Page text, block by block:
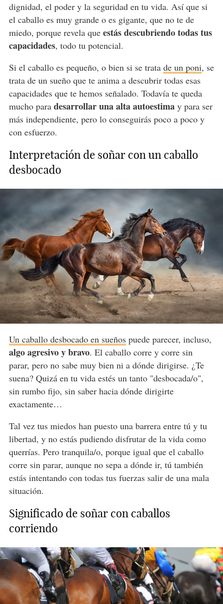
dignidad, el poder y la seguridad en tu vida. Así que si
el caballo es muy grande o es gigante, que no te de
miedo, porque revela que estás descubriendo todas tus
capacidades, todo tu potencial.
Si el caballo es pequeño, o bien si se trata de un poni, se
trata de un sueño que te anima a descubrir todas esas
capacidades que te hemos señalado. Todavía te queda
mucho para desarrollar una alta autoestimay para ser
más independiente, pero lo conseguirás poco a poco y
con esfuerzo.
Interpretación de soñar con un caballo
desbocado
Un caballo desbocado en sueñospuede parecer, incluso,
algo agresivo y bravo. El caballo corre y corre sin
parar, pero no sabe muy bien ni a dónde dirigirse. ¿Te
suena? Quizá en tu vida estés un tanto "desbocada/o",
sin rumbo fijo, sin saber hacia dónde dirigirte
exactamente…
Tal vez tus miedos han puesto una barrera entre tú y tu
libertad, y no estás pudiendo disfrutar de la vida como
querrías. Pero tranquila/o, porque igual que el caballo
corre sin parar, aunque no sepa a dónde ir, tú también
estás intentando con todas tus fuerzas salir de una mala
situación.
Significado de soñar con caballos
corriendo